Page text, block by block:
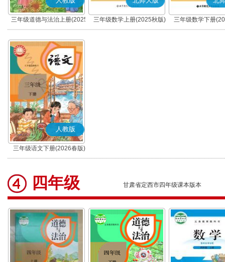
三年级道德与法治上册(2025
秋版)(部编版)
三年级数学上册(2025秋版) 三年级数学下册
人教版
三年级语文下册(2026春版)
(部编版)
四年级 甘肃省定西市四年级课本版本